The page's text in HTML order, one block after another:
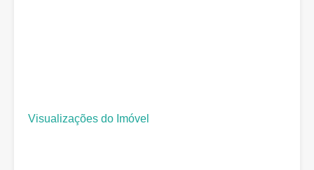
Visualizações do Imóvel